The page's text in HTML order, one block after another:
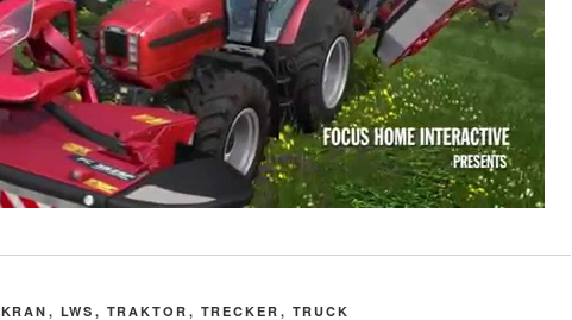
KRAN , LWS , TRAKTOR , TRECKER , TRUCK